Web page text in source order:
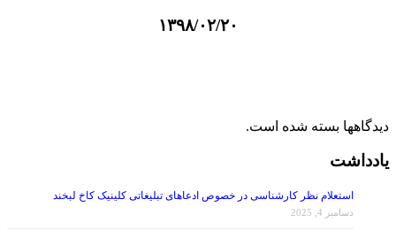
۱۳۹۸/۰۲/۲۰
دیدگاهها بسته شده است.
یادداشت
استعلام نظر کارشناسی در خصوص ادعاهای تبلیغاتی کلینیک کاخ لبخند
دسامبر 4, 2025